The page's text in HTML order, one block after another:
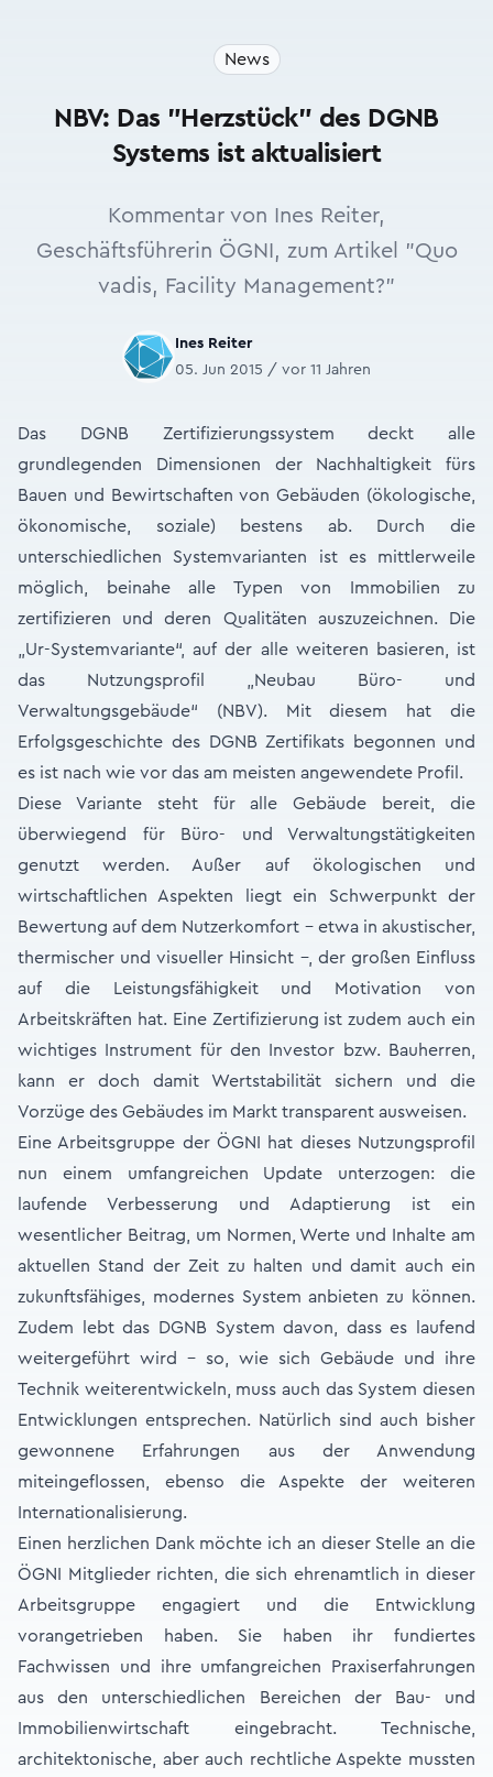
News
NBV: Das "Herzstück" des DGNB
Systems ist aktualisiert
Kommentar von Ines Reiter,
Geschäftsführerin ÖGNI, zum Artikel "Quo
vadis, Facility Management?"
Ines Reiter
05. Jun 2015 / vor 11 Jahren
Das DGNB Zertifizierungssystem deckt alle
grundlegenden Dimensionen der Nachhaltigkeit fürs
Bauen und Bewirtschaften von Gebäuden (ökologische,
ökonomische, soziale) bestens ab. Durch die
unterschiedlichen Systemvarianten ist es mittlerweile
möglich, beinahe alle Typen von Immobilien zu
zertifizieren und deren Qualitäten auszuzeichnen. Die
„Ur-Systemvariante“, auf der alle weiteren basieren, ist
das Nutzungsprofil „Neubau Büro- und
Verwaltungsgebäude“ (NBV). Mit diesem hat die
Erfolgsgeschichte des DGNB Zertifikats begonnen und
es ist nach wie vor das am meisten angewendete Profil.
Diese Variante steht für alle Gebäude bereit, die
überwiegend für Büro- und Verwaltungstätigkeiten
genutzt werden. Außer auf ökologischen und
wirtschaftlichen Aspekten liegt ein Schwerpunkt der
Bewertung auf dem Nutzerkomfort – etwa in akustischer,
thermischer und visueller Hinsicht –, der großen Einfluss
auf die Leistungsfähigkeit und Motivation von
Arbeitskräften hat. Eine Zertifizierung ist zudem auch ein
wichtiges Instrument für den Investor bzw. Bauherren,
kann er doch damit Wertstabilität sichern und die
Vorzüge des Gebäudes im Markt transparent ausweisen.
Eine Arbeitsgruppe der ÖGNI hat dieses Nutzungsprofil
nun einem umfangreichen Update unterzogen: die
laufende Verbesserung und Adaptierung ist ein
wesentlicher Beitrag, um Normen, Werte und Inhalte am
aktuellen Stand der Zeit zu halten und damit auch ein
zukunftsfähiges, modernes System anbieten zu können.
Zudem lebt das DGNB System davon, dass es laufend
weitergeführt wird – so, wie sich Gebäude und ihre
Technik weiterentwickeln, muss auch das System diesen
Entwicklungen entsprechen. Natürlich sind auch bisher
gewonnene Erfahrungen aus der Anwendung
miteingeflossen, ebenso die Aspekte der weiteren
Internationalisierung.
Einen herzlichen Dank möchte ich an dieser Stelle an die
ÖGNI Mitglieder richten, die sich ehrenamtlich in dieser
Arbeitsgruppe engagiert und die Entwicklung
vorangetrieben haben. Sie haben ihr fundiertes
Fachwissen und ihre umfangreichen Praxiserfahrungen
aus den unterschiedlichen Bereichen der Bau- und
Immobilienwirtschaft eingebracht. Technische,
architektonische, aber auch rechtliche Aspekte mussten